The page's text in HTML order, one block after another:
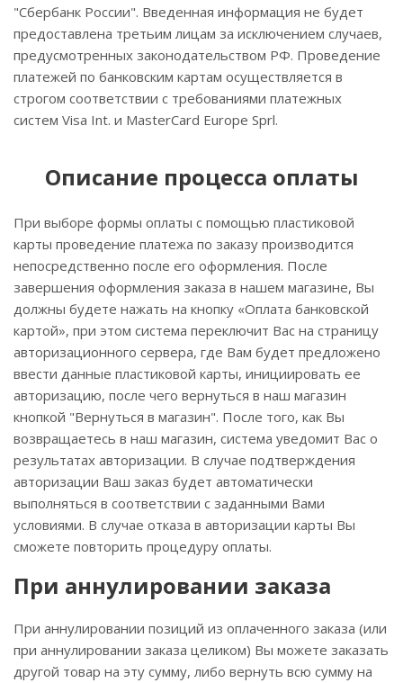
"Сбербанк России". Введенная информация не будет
предоставлена третьим лицам за исключением случаев,
предусмотренных законодательством РФ. Проведение
платежей по банковским картам осуществляется в
строгом соответствии с требованиями платежных
систем Visa Int. и MasterCard Europe Sprl.
Описание процессa оплаты
При выборе формы оплаты с помощью пластиковой
карты проведение платежа по заказу производится
непосредственно после его оформления. После
завершения оформления заказа в нашем магазине, Вы
должны будете нажать на кнопку «Оплата банковской
картой», при этом система переключит Вас на страницу
авторизационного сервера, где Вам будет предложено
ввести данные пластиковой карты, инициировать ее
авторизацию, после чего вернуться в наш магазин
кнопкой "Вернуться в магазин". После того, как Вы
возвращаетесь в наш магазин, система уведомит Вас о
результатах авторизации. В случае подтверждения
авторизации Ваш заказ будет автоматически
выполняться в соответствии с заданными Вами
условиями. В случае отказа в авторизации карты Вы
сможете повторить процедуру оплаты.
При аннулировании заказа
При аннулировании позиций из оплаченного заказа (или
при аннулировании заказа целиком) Вы можете заказать
другой товар на эту сумму, либо вернуть всю сумму на